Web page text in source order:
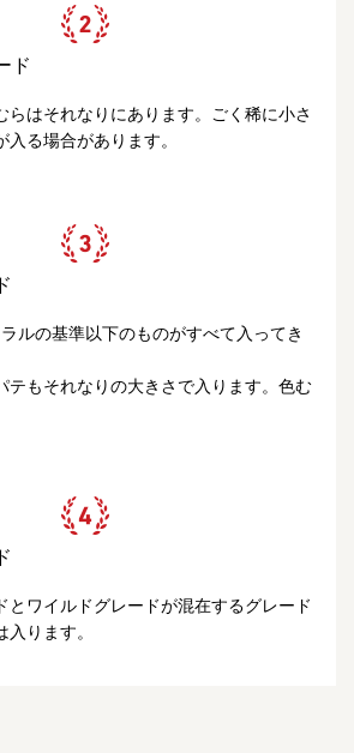
ド
らはそれなりにあります。ごく稀に小さ
る場合があります。
ルの基準以下のものがすべて入ってき
テもそれなりの大きさで入ります。色む
とワイルドグレードが混在するグレード
ります。